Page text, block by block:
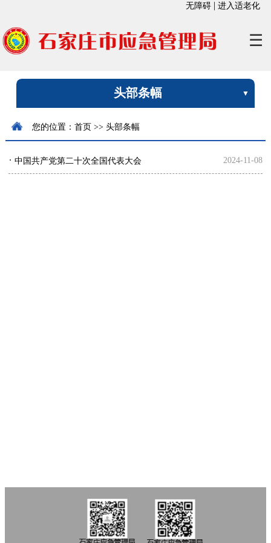
无障碍 |进入适老化
☰
头部条幅
您的位置：首页 >>头部条幅
· 中国共产党第二十次全国代表大会 2024-11-08